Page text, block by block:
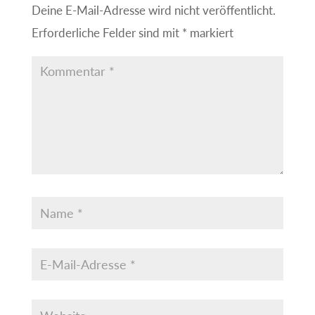
Deine E-Mail-Adresse wird nicht veröffentlicht.
Erforderliche Felder sind mit * markiert